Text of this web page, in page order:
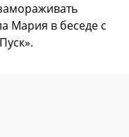
Мария в беседе с